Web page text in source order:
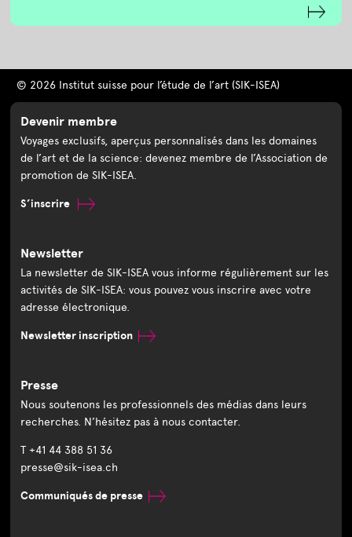
© 2026 Institut suisse pour l’étude de l’art (SIK-ISEA)
Devenir membre
Voyages exclusifs, aperçus personnalisés dans les domaines
de l’art et de la science: devenez membre de l’Association de
promotion de SIK-ISEA.
S’inscrire
Newsletter
La newsletter de SIK-ISEA vous informe régulièrement sur les
activités de SIK-ISEA: vous pouvez vous inscrire avec votre
adresse électronique.
Newsletter inscription
Presse
Nous soutenons les professionnels des médias dans leurs
recherches. N’hésitez pas à nous contacter.
T +41 44 388 51 36
presse@sik-isea.ch
Communiqués de presse